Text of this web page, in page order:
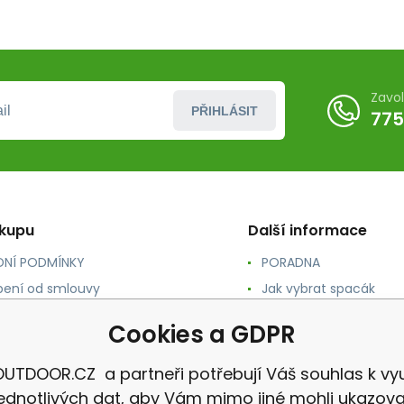
PŘIHLÁSIT
PODMÍNKY
od smlouvy
osobních údajů
Další informace
PORADNA
Jak vybrat spacák
Jak vybrat karimatku
Reklamace
Cookies a GDPR
a partneři potřebují Váš souhlas k
dat, aby Vám mimo jiné mohli